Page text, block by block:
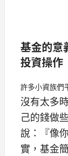
基金的意
投資操作
許多小資族們
沒有太多
己的錢做
說：『像
實，基金